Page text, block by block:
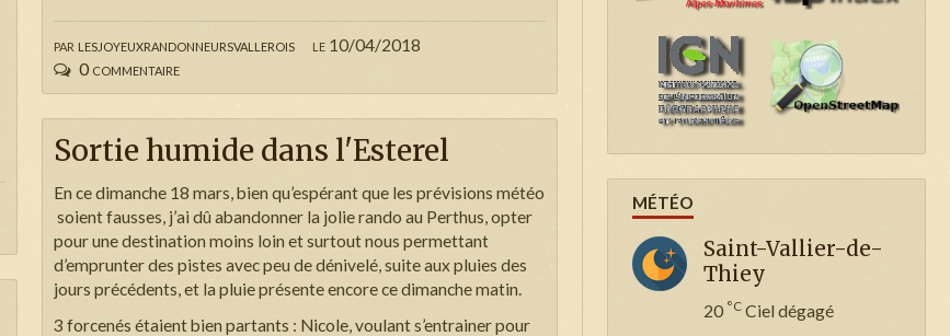
par lesjoyeuxrandonneursvallerois
le 10/04/2018
0 commentaire
Sortie humide dans l'Esterel
En ce dimanche 18 mars, bien qu’espérant que les prévisions météo
soient fausses, j’ai dû abandonner la jolie rando au Perthus, opter
pour une destination moins loin et surtout nous permettant
d’emprunter des pistes avec peu de dénivelé, suite aux pluies des
jours précédents, et la pluie présente encore ce dimanche matin.
3 forcenés étaient bien partants : Nicole, voulant s’entrainer pour
MÉTÉO
Saint-Vallier-de-
Thiey
20 °C Ciel dégagé